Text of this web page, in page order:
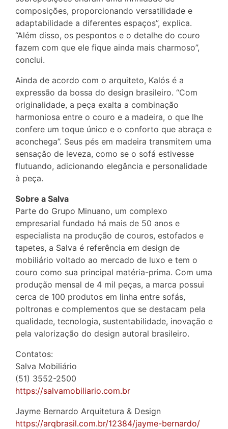
composições, proporcionando versatilidade e
adaptabilidade a diferentes espaços”, explica.
“Além disso, os pespontos e o detalhe do couro
fazem com que ele fique ainda mais charmoso”,
conclui.
Ainda de acordo com o arquiteto, Kalós é a
expressão da bossa do design brasileiro. “Com
originalidade, a peça exalta a combinação
harmoniosa entre o couro e a madeira, o que lhe
confere um toque único e o conforto que abraça e
aconchega”. Seus pés em madeira transmitem uma
sensação de leveza, como se o sofá estivesse
flutuando, adicionando elegância e personalidade
à peça.
Sobre a Salva
Parte do Grupo Minuano, um complexo
empresarial fundado há mais de 50 anos e
especialista na produção de couros, estofados e
tapetes, a Salva é referência em design de
mobiliário voltado ao mercado de luxo e tem o
couro como sua principal matéria-prima. Com uma
produção mensal de 4 mil peças, a marca possui
cerca de 100 produtos em linha entre sofás,
poltronas e complementos que se destacam pela
qualidade, tecnologia, sustentabilidade, inovação e
pela valorização do design autoral brasileiro.
Contatos:
Salva Mobiliário
(51) 3552-2500
https://salvamobiliario.com.br
Jayme Bernardo Arquitetura & Design
https://arqbrasil.com.br/12384/jayme-bernardo/